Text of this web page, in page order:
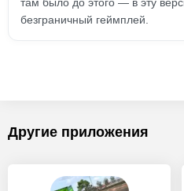
безграничный геймплей.
Другие приложения